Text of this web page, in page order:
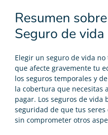
Resumen
Seguro de
Elegir un seguro de vida
que afecte gravemente tu
los seguros temporales y
la cobertura que necesitas
pagar. Los seguros de vida
seguridad de que tus
sin comprometer otros